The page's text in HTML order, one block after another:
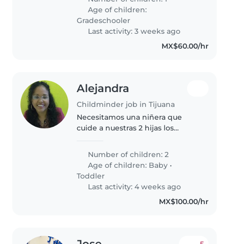
Necesitamos alguien que se
sienta cómodo con mascotas y
tareas hogareñas, además de..
Age of children:
Gradeschooler
Last activity: 3 weeks ago
MX$60.00/hr
Alejandra
Childminder job in Tijuana
Necesitamos una niñera que
cuide a nuestras 2 hijas los
de de 7 a 2 pm. Dejaríamos
desayuno en medida de lo
posible...
Number of children: 2
Age of children: Baby •
Toddler
Last activity: 4 weeks ago
MX$100.00/hr